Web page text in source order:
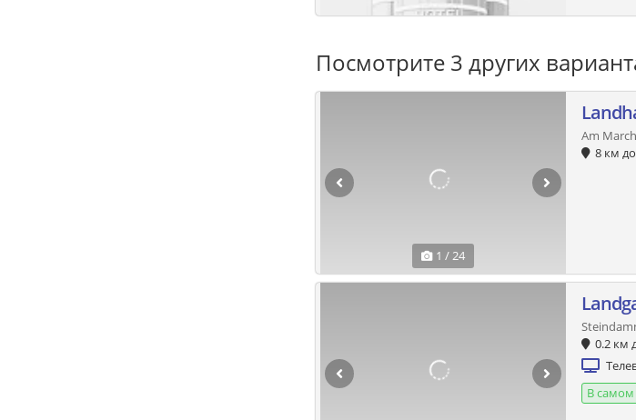
Посмотрите 3 других
1 / 24
Am
8 км до
0.2 км
В самом